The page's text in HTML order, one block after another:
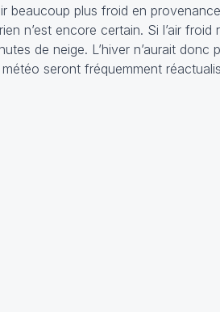
beaucoup plus froid en
n’est encore certain. Si l’air
de neige. L’hiver n’aurait
seront fréquemment